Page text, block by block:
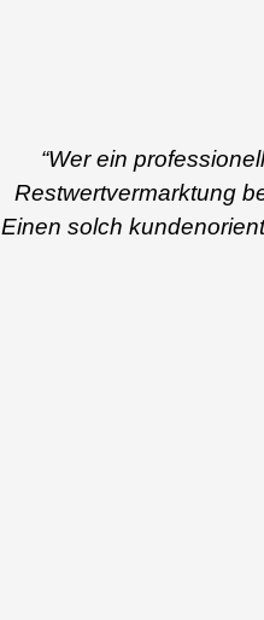
“Wer ein
Restwertvermarktung
Einen solch